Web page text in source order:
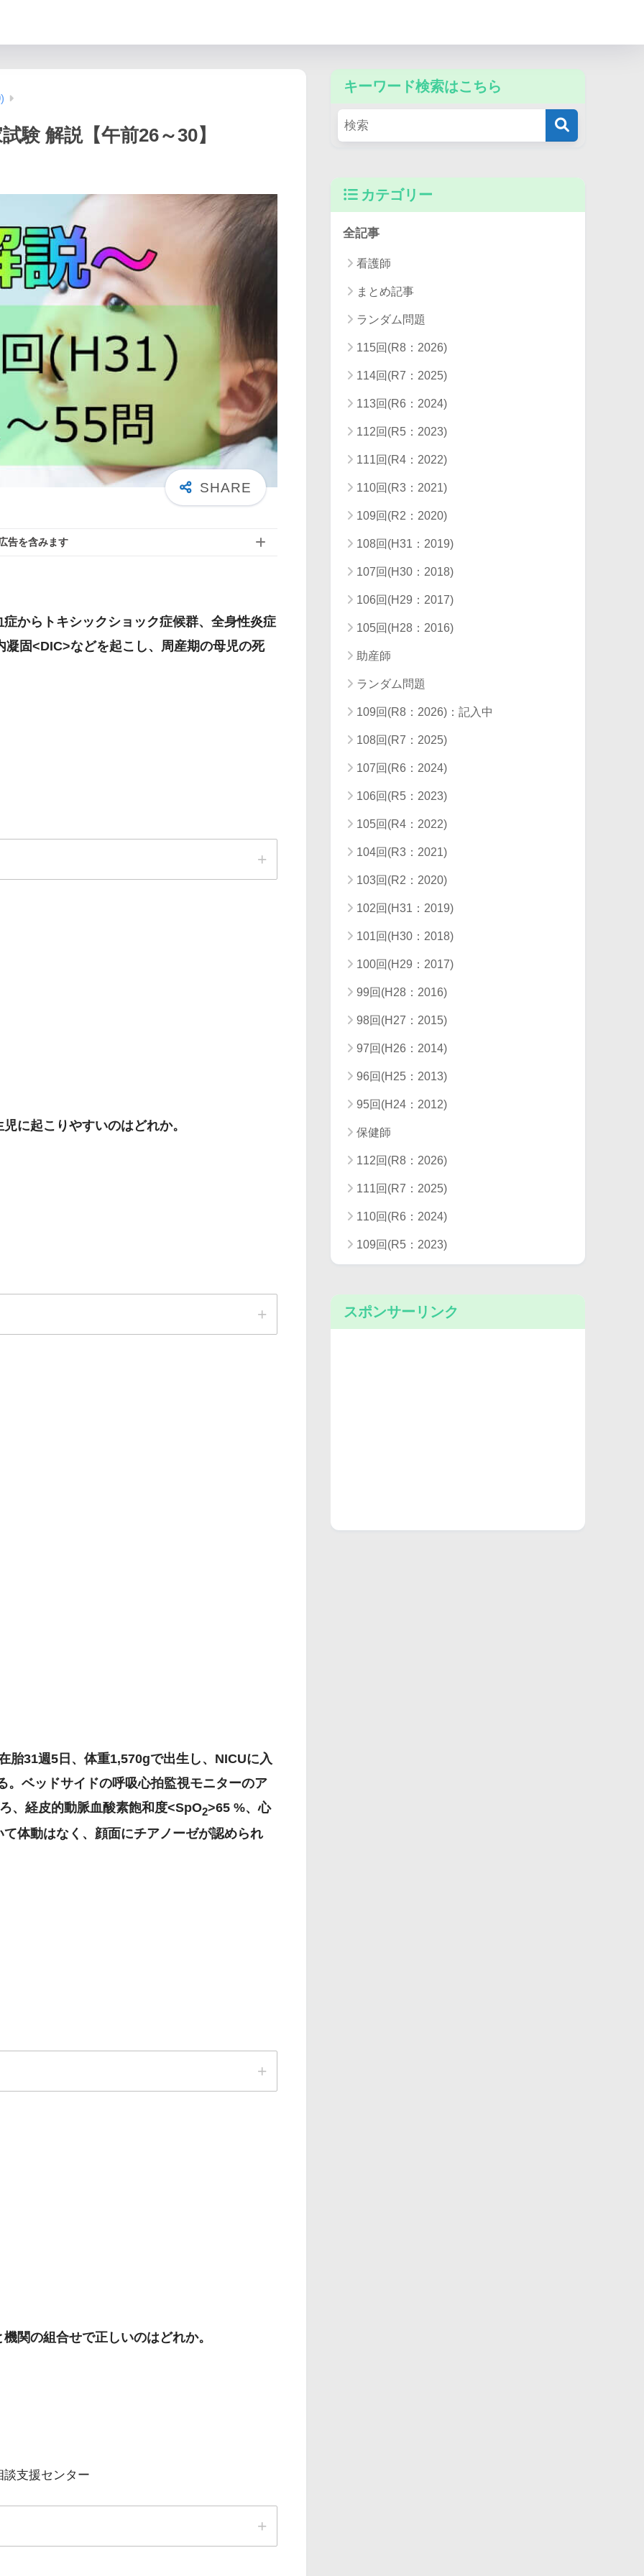
験 解説【午前26～30】
告を含みます
からトキシックショック症候群、全身性炎症
固<DIC>などを起こし、周産期の母児の死
に起こりやすいのはどれか。
31週5日、体重1,570gで出生し、NICUに入
。ベッドサイドの呼吸心拍監視モニターのア
、経皮的動脈血酸素飽和度<SpO2>65 %、心
体動はなく、顔面にチアノーゼが認められ
関の組合せで正しいのはどれか。
支援センター
キーワード検索はこちら
カテゴリー
全記事
看護師
まとめ記事
ランダム問題
115回(R8：2026)
114回(R7：2025)
113回(R6：2024)
112回(R5：2023)
111回(R4：2022)
110回(R3：2021)
109回(R2：2020)
108回(H31：2019)
107回(H30：2018)
106回(H29：2017)
105回(H28：2016)
助産師
ランダム問題
109回(R8：2026)：記入中
108回(R7：2025)
107回(R6：2024)
106回(R5：2023)
105回(R4：2022)
104回(R3：2021)
103回(R2：2020)
102回(H31：2019)
101回(H30：2018)
100回(H29：2017)
99回(H28：2016)
98回(H27：2015)
97回(H26：2014)
96回(H25：2013)
95回(H24：2012)
保健師
112回(R8：2026)
111回(R7：2025)
110回(R6：2024)
109回(R5：2023)
スポンサーリンク